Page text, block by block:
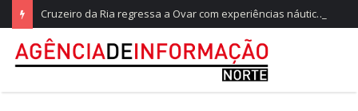
Cruzeiro da Ria regressa a Ovar com experiências náuticas e observação de aves